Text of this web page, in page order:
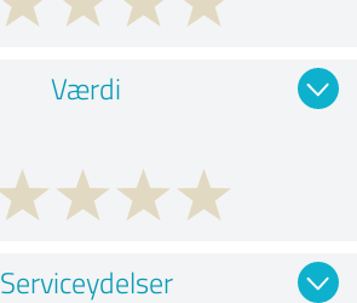
Værdi
Serviceydelser